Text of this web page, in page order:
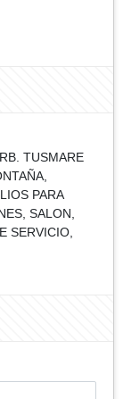
TUSMARE
PARA
SALON,
SERVICIO,